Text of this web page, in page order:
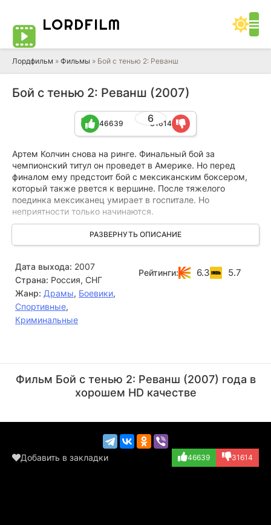
LORDFILM
Лордфильм » Фильмы » Бой с тенью 2: Реванш
Бой с тенью 2: Реванш (2007)
6
46639 31614
Артем Колчин снова на ринге. Финальный бой за
чемпионский титул он проведет в Америке. Но перед
финалом ему предстоит бой с мексиканским боксером,
который также рвется к вершине. После тяжелого
поединка мексиканец умирает в госпитале. Но
неприятности только начинаются.
Артему сообщают, что он забил на ринге приемного сына
мексиканского наркобарона, который вынес суровый
есть только один человек, который может помочь
Колчину выпутаться из опасной переделки, и он -
заклятый враг Артема…
РАЗВЕРНУТЬ ОПИСАНИЕ
Дата выхода: 2007
Страна: Россия, СНГ
Жанр: Драмы, Боевики,
Спортивные,
Криминальные
Рейтинги: 6.3 5.7
(Майкл Базз)
(цветочница)
Фильм Бой с тенью 2: Реванш (2007) года в
хорошем HD качестве
Добавить в закладки 46639 31614